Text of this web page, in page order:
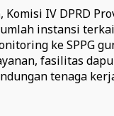
Komisi IV DPRD
instansi
ke SPPG
fasilitas
tenaga